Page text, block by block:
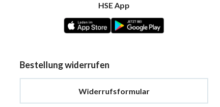
HSE App
Bestellung widerrufen
Widerrufsformular